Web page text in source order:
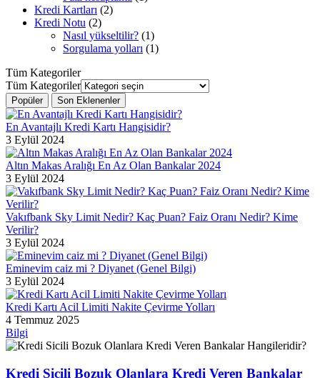
Kredi Kartları (2)
Kredi Notu (2)
Nasıl yükseltilir? (1)
Sorgulama yolları (1)
Tüm Kategoriler
Tüm Kategoriler
Popüler Son Eklenenler
En Avantajlı Kredi Kartı Hangisidir?
3 Eylül 2024
Altın Makas Aralığı En Az Olan Bankalar 2024
3 Eylül 2024
Vakıfbank Sky Limit Nedir? Kaç Puan? Faiz Oranı Nedir? Kime
Verilir?
3 Eylül 2024
Eminevim caiz mi ? Diyanet (Genel Bilgi)
3 Eylül 2024
Kredi Kartı Acil Limiti Nakite Çevirme Yolları
4 Temmuz 2025
Bilgi
Kredi Sicili Bozuk Olanlara Kredi Veren Bankalar